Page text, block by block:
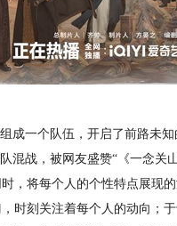
一个队伍，开启了前路未知
混战，被网友盛赞“《一念关
，将每个人的个性特点展现
时刻关注着每个人的动向；